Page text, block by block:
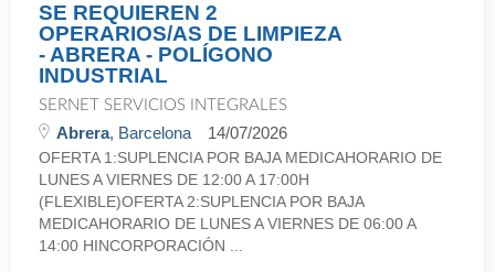
SE REQUIEREN 2
OPERARIOS/AS DE LIMPIEZA
- ABRERA - POLÍGONO
INDUSTRIAL
SERNET SERVICIOS INTEGRALES
Abrera, Barcelona 14/07/2026
OFERTA 1:SUPLENCIA POR BAJA MEDICAHORARIO DE
LUNES A VIERNES DE 12:00 A 17:00H
(FLEXIBLE)OFERTA 2:SUPLENCIA POR BAJA
MEDICAHORARIO DE LUNES A VIERNES DE 06:00 A
14:00 HINCORPORACIÓN ...